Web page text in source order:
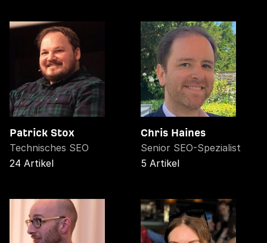
Patrick Stox
Technisches SEO
24 Artikel
Chris Haines
Senior SEO-Spezialist
5 Artikel